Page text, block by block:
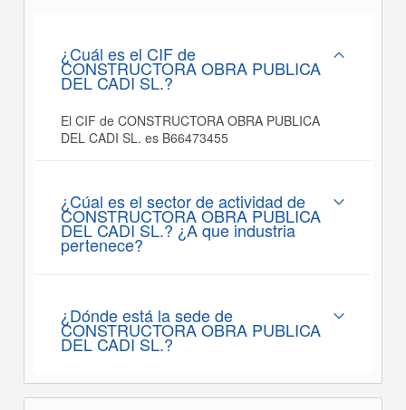
¿Cuál es el CIF de
CONSTRUCTORA OBRA PUBLICA
DEL CADI SL.?
El CIF de CONSTRUCTORA OBRA PUBLICA
DEL CADI SL. es B66473455
¿Cúal es el sector de actividad de
CONSTRUCTORA OBRA PUBLICA
DEL CADI SL.? ¿A que industria
pertenece?
¿Dónde está la sede de
CONSTRUCTORA OBRA PUBLICA
DEL CADI SL.?